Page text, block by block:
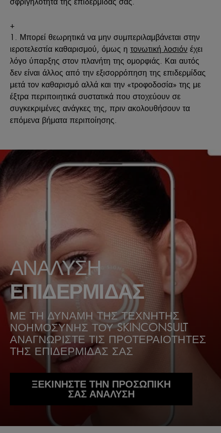
+
1. Μπορεί θεωρητικά να μην συμπεριλαμβάνεται στην
ιεροτελεστία καθαρισμού, όμως η τονωτική λοσιόν έχει
λόγο ύπαρξης στον πλανήτη της ομορφιάς. Και αυτός
δεν είναι άλλος από την εξισορρόπηση της επιδερμίδας
μετά τον καθαρισμό αλλά και την «τροφοδοσία» της με
έξτρα περιποιητικά συστατικά που στοχεύουν σε
συγκεκριμένες ανάγκες της, πριν ακολουθήσουν τα
επόμενα βήματα περιποίησης.
ΑΝΑΛΥΣΗ
ΕΠΙΔΕΡΜΙΔΑΣ
ΜΕ ΤΗ ΔΥΝΑΜΗ ΤΗΣ ΤΕΧΝΗΤΗΣ
ΝΟΗΜΟΣΥΝΗΣ ΤΟΥ SKINCONSULT
ΑΝΑΓΝΩΡΙΣΤΕ ΤΙΣ ΠΡΟΤΕΡΑΙΟΤΗΤΕΣ
ΤΗΣ ΕΠΙΔΕΡΜΙΔΑΣ ΣΑΣ
ΞΕΚΙΝΗΣΤΕ ΤΗΝ ΠΡΟΣΩΠΙΚΗ
ΣΑΣ ΑΝΑΛΥΣΗ